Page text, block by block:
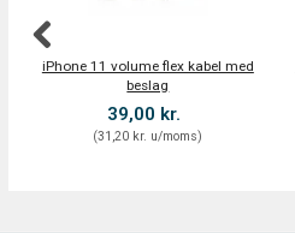
iPhone 11 volume flex kabel med
beslag
39,00 kr.
(31,20 kr. u/moms)